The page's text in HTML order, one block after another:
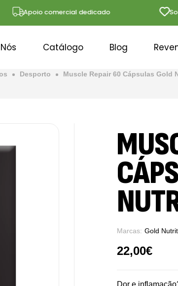
Apoio comercial dedicado
Catálogo Blog
Desporto Muscle Repair 60 Cápsulas Gold
Marcas: Gold
22,00€